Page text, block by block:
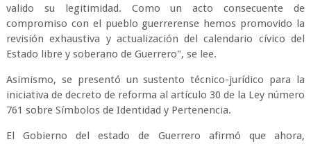
valido su legitimidad. Como un acto consecuente de
compromiso con el pueblo guerrerense hemos promovido la
revisión exhaustiva y actualización del calendario cívico del
Estado libre y soberano de Guerrero", se lee.
Asimismo, se presentó un sustento técnico-jurídico para la
iniciativa de decreto de reforma al artículo 30 de la Ley número
761 sobre Símbolos de Identidad y Pertenencia.
El Gobierno del estado de Guerrero afirmó que ahora,